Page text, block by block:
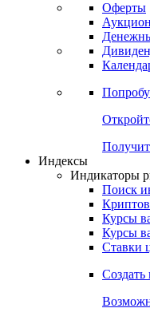
Оферты
Индексы
Индикаторы
Поиск
Курсы
Курсы
Ставки
Создать